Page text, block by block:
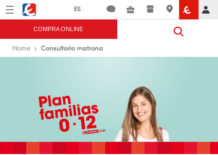
Menú Eroski
COMPRA ONLINE
Home Consultorio matrona